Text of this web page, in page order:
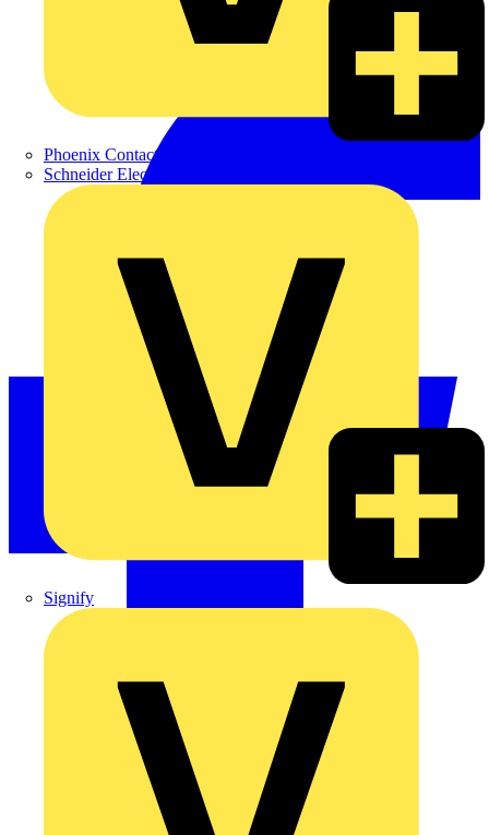
Phoenix Contact
Schneider Electric
Signify